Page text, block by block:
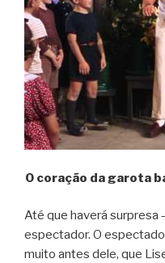
O coração da garota
Até que haverá surpresa
espectador. O
muito antes dele, que